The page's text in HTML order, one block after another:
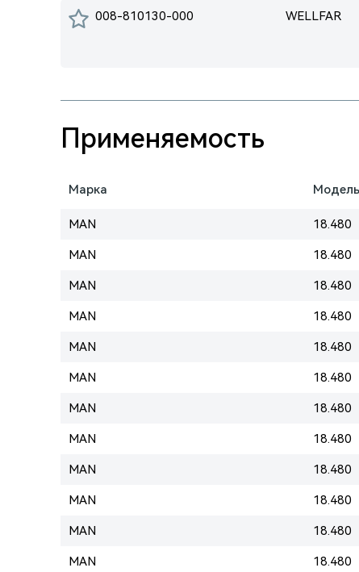
008-810130-000 WELLFAR
Применяемость
Марка Модель
MAN 18.480
MAN 18.480
MAN 18.480
MAN 18.480
MAN 18.480
MAN 18.480
MAN 18.480
MAN 18.480
MAN 18.480
MAN 18.480
MAN 18.480
MAN 18.480